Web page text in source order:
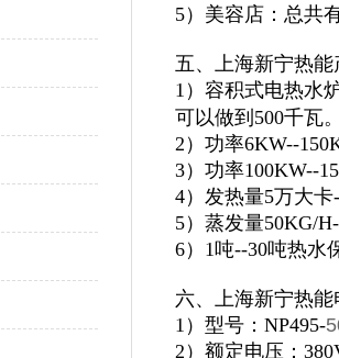
5）美容店：总共
五、上海新宁热
1）容积式电热水
可以做到500千瓦
2）功率6KW--
3）功率100KW--
4）发热量5万大
5）蒸发量50KG/
6）1吨--30吨热水
六、上海新宁热
1）型号：NP495-
2）额定电压：